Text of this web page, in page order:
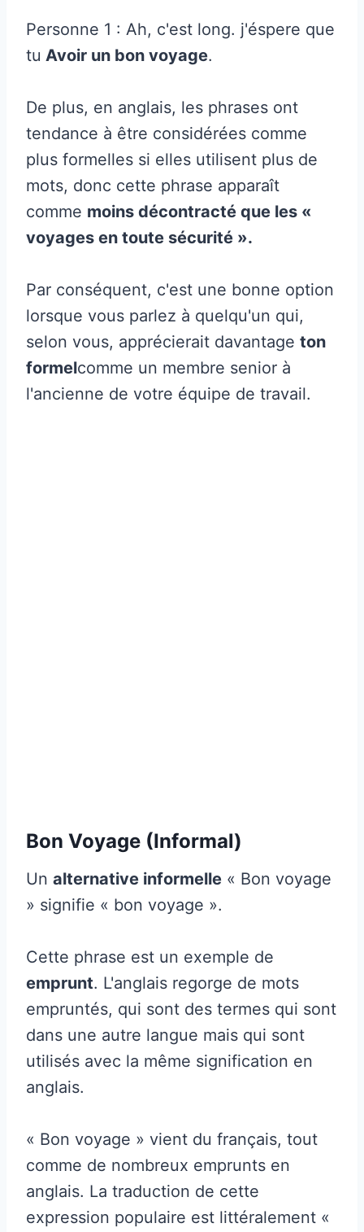
Personne 1 : Ah, c'est long. j'éspere que
tu Avoir un bon voyage.
De plus, en anglais, les phrases ont
tendance à être considérées comme
plus formelles si elles utilisent plus de
mots, donc cette phrase apparaît
comme moins décontracté que les «
voyages en toute sécurité ».
Par conséquent, c'est une bonne option
lorsque vous parlez à quelqu'un qui,
selon vous, apprécierait davantage ton
formelcomme un membre senior à
l'ancienne de votre équipe de travail.
Bon Voyage (Informal)
Un alternative informelle « Bon voyage
» signifie « bon voyage ».
Cette phrase est un exemple de
emprunt. L'anglais regorge de mots
empruntés, qui sont des termes qui sont
dans une autre langue mais qui sont
utilisés avec la même signification en
anglais.
« Bon voyage » vient du français, tout
comme de nombreux emprunts en
anglais. La traduction de cette
expression populaire est littéralement «